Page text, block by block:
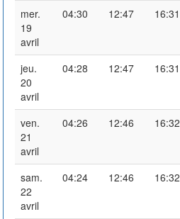
mer.
19
avril
04:30 12:47 16:31
jeu.
20
avril
04:28 12:47 16:31
ven.
21
avril
04:26 12:46 16:32
sam.
22
avril
04:24 12:46 16:32